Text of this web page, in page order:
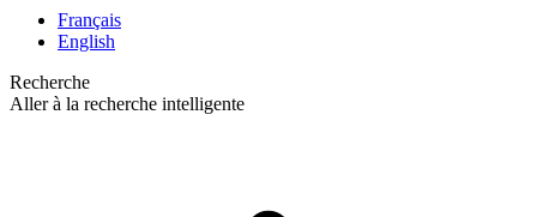
Français
English
Recherche
Aller à la recherche intelligente